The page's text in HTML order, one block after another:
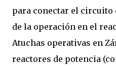
para conectar el circuito
de la operación en el
Atuchas operativas en
reactores de potencia